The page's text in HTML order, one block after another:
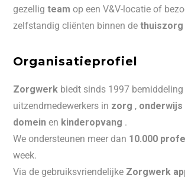
gezelligteamop een V&V-locatie of
zelfstandig cliënten binnen dethuiszorg
Organisatieprofiel
Zorgwerk biedt sinds 1997
uitzendmedewerkers in zorg , onderwijs
domeinen kinderopvang .
We ondersteunen meer dan 10.000
week.
Via de gebruiksvriendelijke Zorgwerk